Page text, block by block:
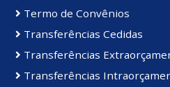
Termo de Convênios
Transferências Cedidas
Transferências
Transferências